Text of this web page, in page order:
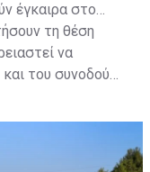
έγκαιρα στο
τη θέση
να
του συνοδού